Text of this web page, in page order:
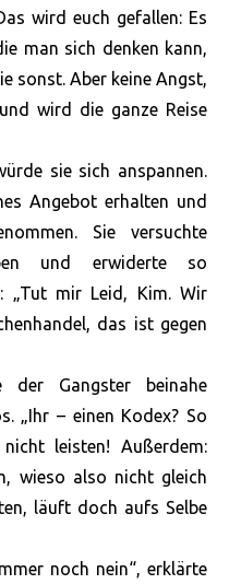
wird euch gefallen: Es
man sich denken kann,
sonst. Aber keine Angst,
wird die ganze Reise
sie sich anspannen.
Angebot erhalten und
Sie versuchte
und erwiderte so
„Tut mir Leid, Kim. Wir
das ist gegen
der Gangster beinahe
„Ihr – einen Kodex? So
leisten! Außerdem:
wieso also nicht gleich
läuft doch aufs Selbe
noch nein“, erklärte